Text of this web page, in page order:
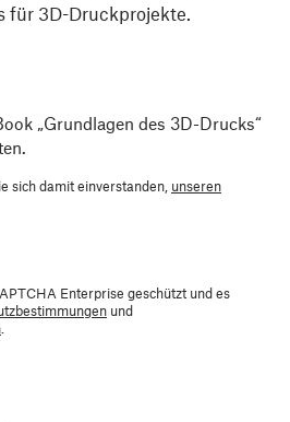
für 3D-Druckprojekte.
„Grundlagen des 3D-Drucks“
sich damit einverstanden, unseren
Enterprise geschützt und es
und